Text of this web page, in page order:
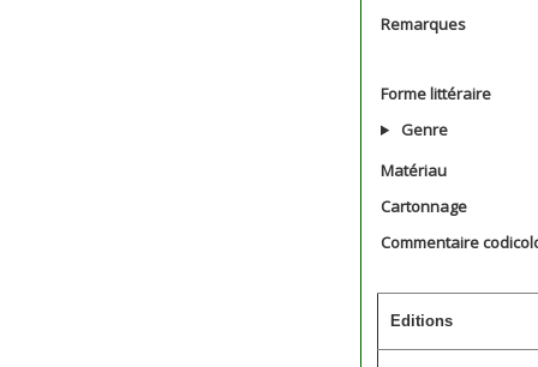
Remarques
Forme littéraire
Genre
Matériau
Cartonnage
Commentaire
Editions